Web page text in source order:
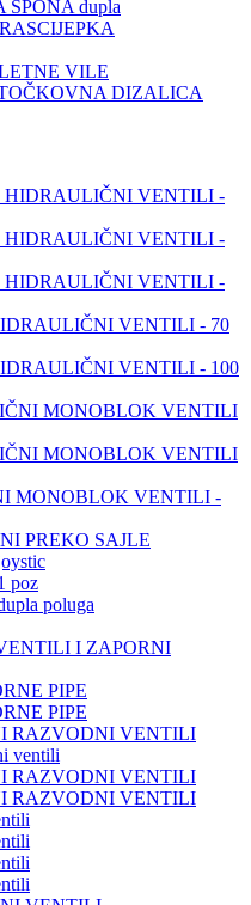
SPONA dupla
VILE
DIZALICA
VENTILI -
VENTILI -
VENTILI -
VENTILI - 70
VENTILI - 100
MONOBLOK VENTILI
MONOBLOK VENTILI
MONOBLOK VENTILI -
PREKO SAJLE
poz
poluga
I ZAPORNI
PIPE
PIPE
RAZVODNI VENTILI
ventili
RAZVODNI VENTILI
RAZVODNI VENTILI